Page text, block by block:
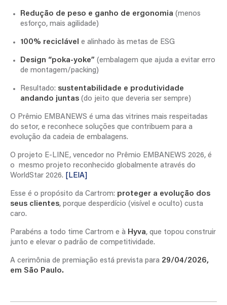
Redução de peso e ganho de ergonomia (menos
esforço, mais agilidade)
100% reciclável e alinhado às metas de ESG
Design “poka-yoke” (embalagem que ajuda a evitar erro
de montagem/packing)
Resultado: sustentabilidade e produtividade
andando juntas (do jeito que deveria ser sempre)
O Prêmio EMBANEWS é uma das vitrines mais respeitadas
do setor, e reconhece soluções que contribuem para a
evolução da cadeia de embalagens.
O projeto E-LINE, vencedor no Prêmio EMBANEWS 2026, é
o mesmo projeto reconhecido globalmente através do
WorldStar 2026. [LEIA]
Esse é o propósito da Cartrom: proteger a evolução dos
seus clientes, porque desperdício (visível e oculto) custa
caro.
Parabéns a todo time Cartrom e à Hyva, que topou construir
junto e elevar o padrão de competitividade.
A cerimônia de premiação está prevista para 29/04/2026,
em São Paulo.